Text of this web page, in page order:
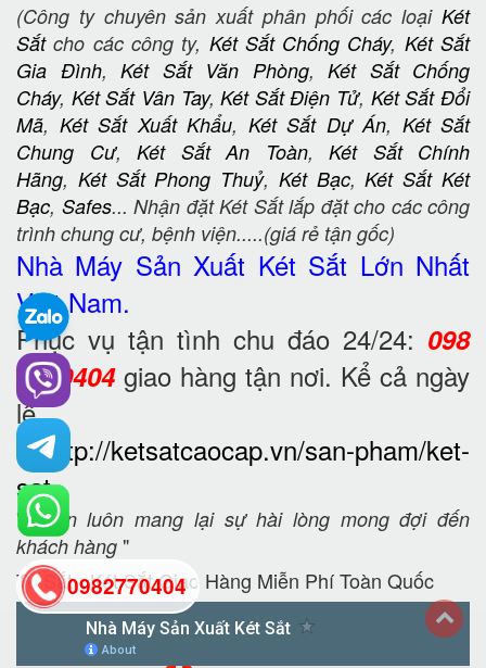
(Công ty chuyên sản xuất phân phối các loại Két
Sắtcho các công ty, Két Sắt Chống Cháy, Két Sắt
Gia Đình, Két Sắt Văn Phòng, Két Sắt Chống
Cháy, Két Sắt Vân Tay,Két Sắt Điện Tử, Két Sắt Đổi
Mã, Két Sắt Xuất Khẩu, Két Sắt Dự Án, Két Sắt
Chung Cư, Két Sắt An Toàn, Két Sắt Chính
Hãng, Két Sắt Phong Thuỷ, Két Bạc,Két Sắt Két
Bạc, Safes... Nhận đặt Két Sắt lắp đặt cho các công
trình chung cư, bệnh viện.....(giá rẻ tận gốc)
Nhà Máy Sản Xuất Két Sắt Lớn Nhất
Việt Nam.
Phục vụ tận tình chu đáo 24/24: 098
2770404giao hàng tận nơi. Kể cả ngày
lễ.
?http://ketsatcaocap.vn/san-pham/ket-
sat
"Luôn luôn mang lại sự hài lòng mong đợi đến
khách hàng "
Tủ Sắt - Két Sắt Giao Hàng Miễn Phí Toàn Quốc
0982770404